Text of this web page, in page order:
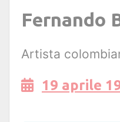
Fernando
Artista
19 aprile